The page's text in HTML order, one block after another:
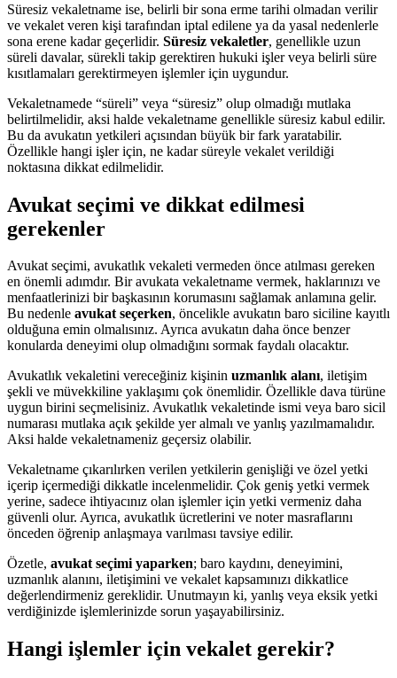
Süresiz vekaletname ise, belirli bir sona erme tarihi olmadan verilir
ve vekalet veren kişi tarafından iptal edilene ya da yasal nedenlerle
sona erene kadar geçerlidir. Süresiz vekaletler, genellikle uzun
süreli davalar, sürekli takip gerektiren hukuki işler veya belirli süre
kısıtlamaları gerektirmeyen işlemler için uygundur.
Vekaletnamede “süreli” veya “süresiz” olup olmadığı mutlaka
belirtilmelidir, aksi halde vekaletname genellikle süresiz kabul edilir.
Bu da avukatın yetkileri açısından büyük bir fark yaratabilir.
Özellikle hangi işler için, ne kadar süreyle vekalet verildiği
noktasına dikkat edilmelidir.
Avukat seçimi ve dikkat edilmesi
gerekenler
Avukat seçimi, avukatlık vekaleti vermeden önce atılması gereken
en önemli adımdır. Bir avukata vekaletname vermek, haklarınızı ve
menfaatlerinizi bir başkasının korumasını sağlamak anlamına gelir.
Bu nedenle avukat seçerken, öncelikle avukatın baro siciline kayıtlı
olduğuna emin olmalısınız. Ayrıca avukatın daha önce benzer
konularda deneyimi olup olmadığını sormak faydalı olacaktır.
Avukatlık vekaletini vereceğiniz kişinin uzmanlık alanı, iletişim
şekli ve müvekkiline yaklaşımı çok önemlidir. Özellikle dava türüne
uygun birini seçmelisiniz. Avukatlık vekaletinde ismi veya baro sicil
numarası mutlaka açık şekilde yer almalı ve yanlış yazılmamalıdır.
Aksi halde vekaletnameniz geçersiz olabilir.
Vekaletname çıkarılırken verilen yetkilerin genişliği ve özel yetki
içerip içermediği dikkatle incelenmelidir. Çok geniş yetki vermek
yerine, sadece ihtiyacınız olan işlemler için yetki vermeniz daha
güvenli olur. Ayrıca, avukatlık ücretlerini ve noter masraflarını
önceden öğrenip anlaşmaya varılması tavsiye edilir.
Özetle, avukat seçimi yaparken; baro kaydını, deneyimini,
uzmanlık alanını, iletişimini ve vekalet kapsamınızı dikkatlice
değerlendirmeniz gereklidir. Unutmayın ki, yanlış veya eksik yetki
verdiğinizde işlemlerinizde sorun yaşayabilirsiniz.
Hangi işlemler için vekalet gerekir?